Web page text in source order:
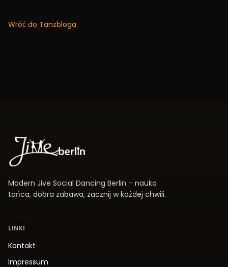
Wróć do Tanzbloga
Modern Jive Social Dancing Berlin – nauka
tańca, dobra zabawa, zacznij w każdej chwili.
LINKI
Kontakt
Impressum